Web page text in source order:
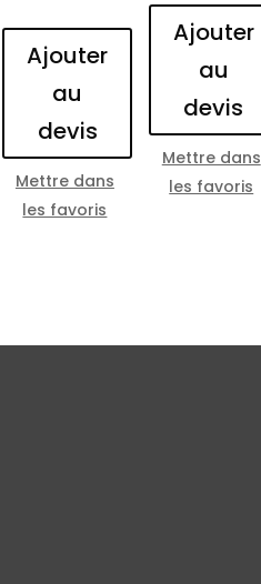
Ajouter
au
devis
Mettre dans
les favoris
Ajouter
au
devis
Mettre dans
les favoris